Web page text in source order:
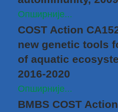
Опширније...
COST Action
new genetic tools
of aquatic
2016-2020
Опширније...
BMBS COST